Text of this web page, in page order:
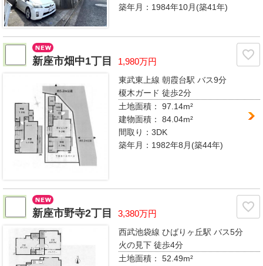
築年月：1984年10月(築41年)
新座市畑中1丁目 1,980万円
東武東上線 朝霞台駅バス9分
榎木ガード 徒歩2分
土地面積： 97.14m²
建物面積：84.04m²
間取り：3DK
築年月：1982年8月(築44年)
新座市野寺2丁目 3,380万円
西武池袋線 ひばりヶ丘駅バス5分
火の見下 徒歩4分
土地面積： 52.49m²